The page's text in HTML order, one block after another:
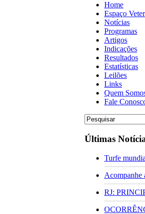
Home
Espaço
Notícias
Programas
Artigos
Indicações
Resultados
Estatísticas
Leilões
Links
Quem
Fale
Últimas
Turfe
Acompanhe
RJ: